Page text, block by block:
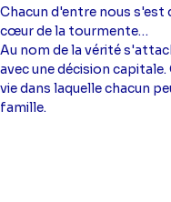
Chacun d'entre nous s'est
cœur de la tourmente…
Au nom de la vérité
avec une décision
vie dans laquelle chacun
famille.